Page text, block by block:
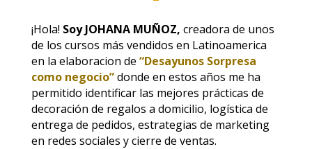
¡Hola! Soy JOHANA MUÑOZ, creadora de unos
de los cursos más vendidos en Latinoamerica
en la elaboracion de “Desayunos Sorpresa
como negocio”donde en estos años me ha
permitido identificar las mejores prácticas de
decoración de regalos a domicilio, logística de
entrega de pedidos, estrategias de marketing
en redes sociales y cierre de ventas.